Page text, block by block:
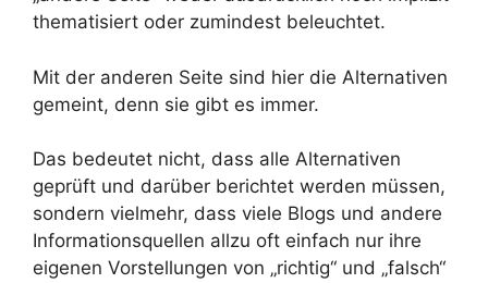
thematisiert oder zumindest beleuchtet.
Mit der anderen Seite sind hier die Alternativen
gemeint, denn sie gibt es immer.
Das bedeutet nicht, dass alle Alternativen
geprüft und darüber berichtet werden müssen,
sondern vielmehr, dass viele Blogs und andere
Informationsquellen allzu oft einfach nur ihre
eigenen Vorstellungen von „richtig“ und „falsch“